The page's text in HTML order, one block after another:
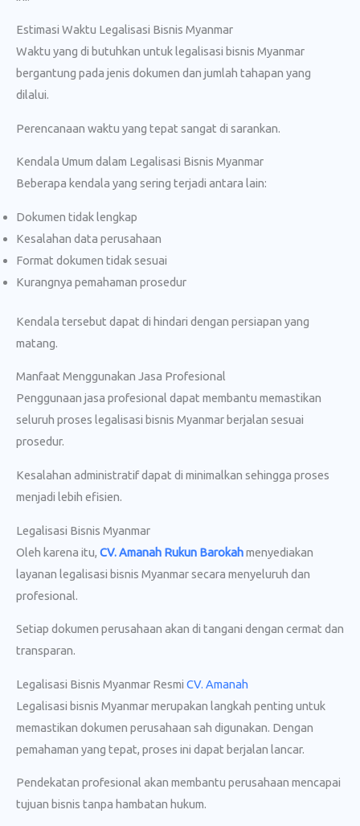
Estimasi Waktu Legalisasi Bisnis Myanmar
Waktu yang di butuhkan untuk legalisasi bisnis Myanmar
bergantung pada jenis dokumen dan jumlah tahapan yang
dilalui.
Perencanaan waktu yang tepat sangat di sarankan.
Kendala Umum dalam Legalisasi Bisnis Myanmar
Beberapa kendala yang sering terjadi antara lain:
Dokumen tidak lengkap
Kesalahan data perusahaan
Format dokumen tidak sesuai
Kurangnya pemahaman prosedur
Kendala tersebut dapat di hindari dengan persiapan yang
matang.
Manfaat Menggunakan Jasa Profesional
Penggunaan jasa profesional dapat membantu memastikan
seluruh proses legalisasi bisnis Myanmar berjalan sesuai
prosedur.
Kesalahan administratif dapat di minimalkan sehingga proses
menjadi lebih efisien.
Legalisasi Bisnis Myanmar
Oleh karena itu, CV. Amanah Rukun Barokahmenyediakan
layanan legalisasi bisnis Myanmar secara menyeluruh dan
profesional.
Setiap dokumen perusahaan akan di tangani dengan cermat dan
transparan.
Legalisasi Bisnis Myanmar Resmi CV. Amanah
Legalisasi bisnis Myanmar merupakan langkah penting untuk
memastikan dokumen perusahaan sah digunakan. Dengan
pemahaman yang tepat, proses ini dapat berjalan lancar.
Pendekatan profesional akan membantu perusahaan mencapai
tujuan bisnis tanpa hambatan hukum.